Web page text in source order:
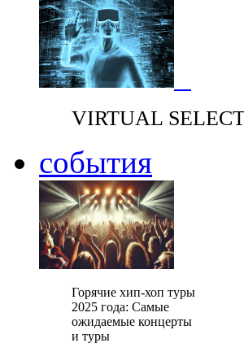
VIRTUAL
события
Горячие хип-хоп туры
2025 года: Самые
ожидаемые концерты
и туры